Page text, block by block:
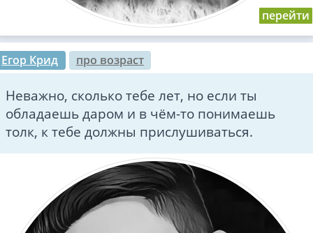
Егор Крид про возраст
Неважно, сколько тебе лет, но если ты
обладаешь даром и в чём-то понимаешь
толк, к тебе должны прислушиваться.